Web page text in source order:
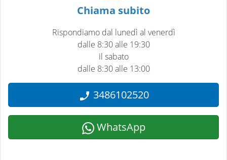
Chiama subito
Rispondiamo dal lunedì al venerdì
dalle 8:30 alle 19:30
il sabato
dalle 8:30 alle 13:00
3486102520
WhatsApp